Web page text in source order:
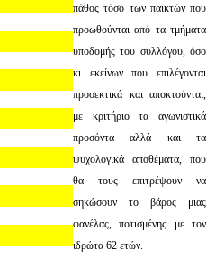
πάθος τόσο των παικτών που
προωθούνται από τα τμήματα
υποδομής του συλλόγου, όσο
κι εκείνων που επιλέγονται
προσεκτικά και αποκτούνται,
με κριτήριο τα αγωνιστικά
προσόντα αλλά και τα
ψυχολογικά αποθέματα, που
θα τους επιτρέψουν να
σηκώσουν το βάρος μιας
φανέλας, ποτισμένης με τον
ιδρώτα 62 ετών.